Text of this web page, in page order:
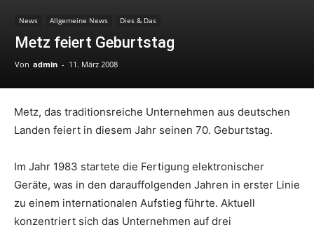
News Allgemeine News Dies & Das
Metz feiert Geburtstag
Von admin - 11. März 2008
Metz, das traditionsreiche Unternehmen aus deutschen
Landen feiert in diesem Jahr seinen 70. Geburtstag.
Im Jahr 1983 startete die Fertigung elektronischer
Geräte, was in den darauffolgenden Jahren in erster Linie
zu einem internationalen Aufstieg führte. Aktuell
konzentriert sich das Unternehmen auf drei